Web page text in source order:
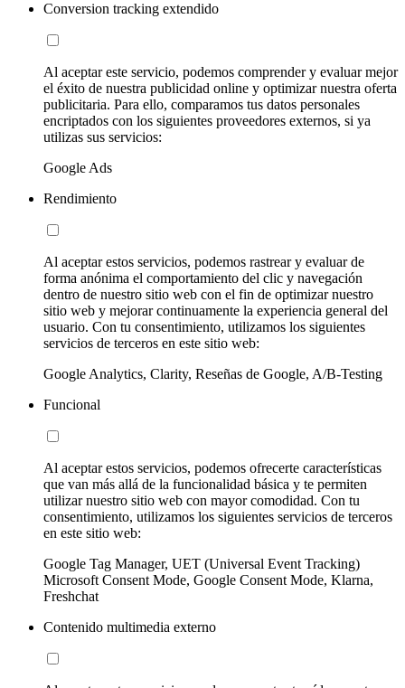
Conversion tracking extendido
Al aceptar este servicio, podemos comprender y evaluar mejor
el éxito de nuestra publicidad online y optimizar nuestra oferta
publicitaria. Para ello, comparamos tus datos personales
encriptados con los siguientes proveedores externos, si ya
utilizas sus servicios:
Google Ads
Rendimiento
Al aceptar estos servicios, podemos rastrear y evaluar de
forma anónima el comportamiento del clic y navegación
dentro de nuestro sitio web con el fin de optimizar nuestro
sitio web y mejorar continuamente la experiencia general del
usuario. Con tu consentimiento, utilizamos los siguientes
servicios de terceros en este sitio web:
Google Analytics, Clarity, Reseñas de Google, A/B-Testing
Funcional
Al aceptar estos servicios, podemos ofrecerte características
que van más allá de la funcionalidad básica y te permiten
utilizar nuestro sitio web con mayor comodidad. Con tu
consentimiento, utilizamos los siguientes servicios de terceros
en este sitio web:
Google Tag Manager, UET (Universal Event Tracking)
Microsoft Consent Mode, Google Consent Mode, Klarna,
Freshchat
Contenido multimedia externo